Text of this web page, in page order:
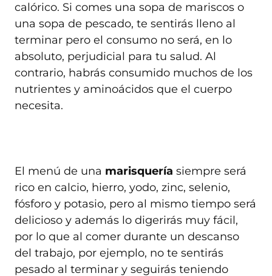
calórico. Si comes una sopa de mariscos o
una sopa de pescado, te sentirás lleno al
terminar pero el consumo no será, en lo
absoluto, perjudicial para tu salud. Al
contrario, habrás consumido muchos de los
nutrientes y aminoácidos que el cuerpo
necesita.
El menú de una marisquería siempre será
rico en calcio, hierro, yodo, zinc, selenio,
fósforo y potasio, pero al mismo tiempo será
delicioso y además lo digerirás muy fácil,
por lo que al comer durante un descanso
del trabajo, por ejemplo, no te sentirás
pesado al terminar y seguirás teniendo